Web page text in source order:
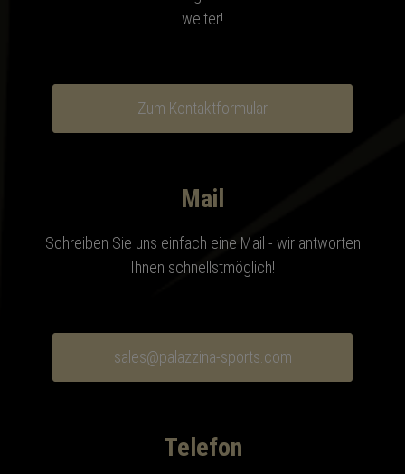
weiter!
Zum Kontaktformular
Mail
Schreiben Sie uns einfach eine Mail - wir antworten
Ihnen schnellstmöglich!
sales@palazzina-sports.com
Telefon